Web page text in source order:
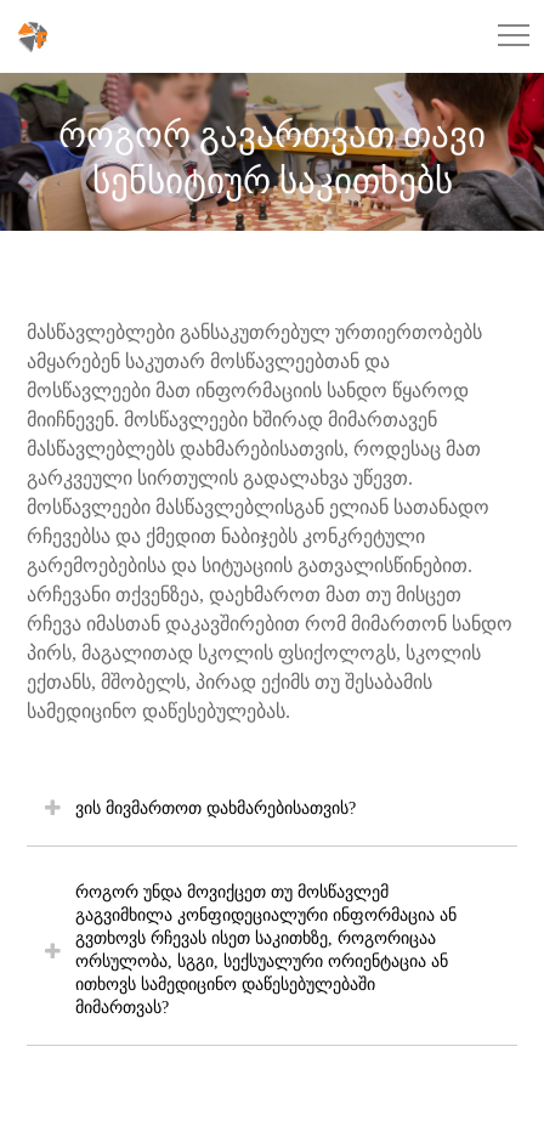
როგორ გავართვათ თავი
სენსიტიურ საკითხებს
მასწავლებლები განსაკუთრებულ ურთიერთობებს
ამყარებენ საკუთარ მოსწავლეებთან და
მოსწავლეები მათ ინფორმაციის სანდო წყაროდ
მიიჩნევენ. მოსწავლეები ხშირად მიმართავენ
მასწავლებლებს დახმარებისათვის, როდესაც მათ
გარკვეული სირთულის გადალახვა უწევთ.
მოსწავლეები მასწავლებლისგან ელიან სათანადო
რჩევებსა და ქმედით ნაბიჯებს კონკრეტული
გარემოებებისა და სიტუაციის გათვალისწინებით.
არჩევანი თქვენზეა, დაეხმაროთ მათ თუ მისცეთ
რჩევა იმასთან დაკავშირებით რომ მიმართონ სანდო
პირს, მაგალითად სკოლის ფსიქოლოგს, სკოლის
ექთანს, მშობელს, პირად ექიმს თუ შესაბამის
სამედიცინო დაწესებულებას.
ვის მივმართოთ დახმარებისათვის?
როგორ უნდა მოვიქცეთ თუ მოსწავლემ
გაგვიმხილა კონფიდეციალური ინფორმაცია ან
გვთხოვს რჩევას ისეთ საკითხზე, როგორიცაა
ორსულობა, სგგი, სექსუალური ორიენტაცია ან
ითხოვს სამედიცინო დაწესებულებაში
მიმართვას?